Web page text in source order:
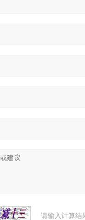
请输入计算结